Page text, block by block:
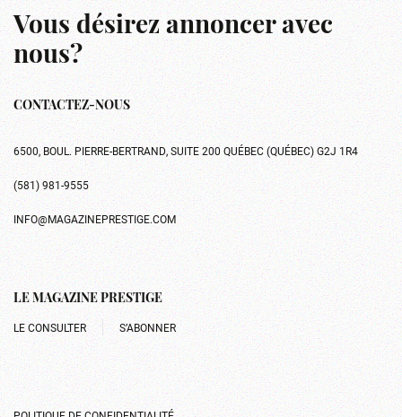
Vous désirez annoncer avec
nous?
CONTACTEZ-NOUS
6500, BOUL. PIERRE-BERTRAND, SUITE 200 QUÉBEC (QUÉBEC) G2J 1R4
(581) 981-9555
INFO@MAGAZINEPRESTIGE.COM
LE MAGAZINE PRESTIGE
LE CONSULTER S’ABONNER